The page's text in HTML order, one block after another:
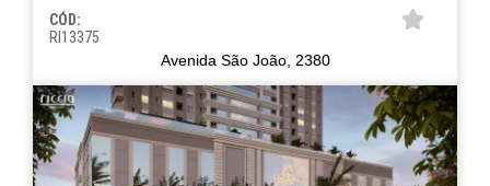
CÓD:
RI13375
Avenida São João, 2380